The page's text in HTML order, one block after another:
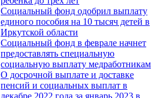
Социальный фонд одобрил выплату
единого пособия на 10 тысяч детей в
Иркутской области
Социальный фонд в феврале начнет
предоставлять специальную
социальную выплату медработникам
О досрочной выплате и доставке
пенсий и социальных выплат в
декабре 2022 года за январь 2023 в